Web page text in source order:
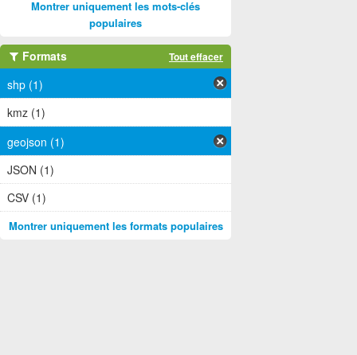
Montrer uniquement les mots-clés
populaires
Formats Tout effacer
shp (1)
kmz (1)
geojson (1)
JSON (1)
CSV (1)
Montrer uniquement les formats populaires